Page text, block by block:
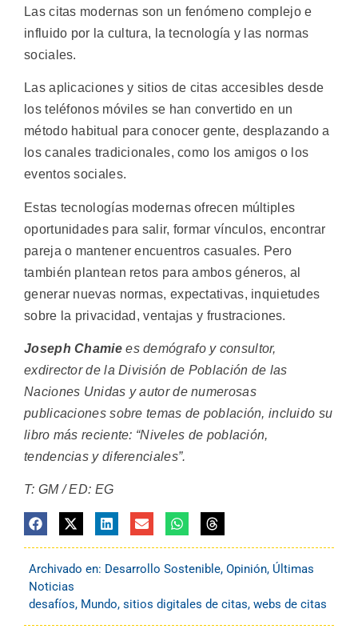
Las citas modernas son un fenómeno complejo e
influido por la cultura, la tecnología y las normas
sociales.
Las aplicaciones y sitios de citas accesibles desde
los teléfonos móviles se han convertido en un
método habitual para conocer gente, desplazando a
los canales tradicionales, como los amigos o los
eventos sociales.
Estas tecnologías modernas ofrecen múltiples
oportunidades para salir, formar vínculos, encontrar
pareja o mantener encuentros casuales. Pero
también plantean retos para ambos géneros, al
generar nuevas normas, expectativas, inquietudes
sobre la privacidad, ventajas y frustraciones.
Joseph Chamiees demógrafo y consultor,
exdirector de la División de Población de las
Naciones Unidas y autor de numerosas
publicaciones sobre temas de población, incluido su
libro más reciente: “Niveles de población,
tendencias y diferenciales”.
T: GM / ED: EG
Archivado en: Desarrollo Sostenible, Opinión, Últimas
Noticias
desafíos, Mundo, sitios digitales de citas, webs de citas